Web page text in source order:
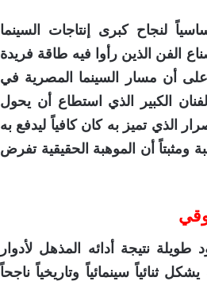
لنجاح كبرى إنتاجات السينما
الفن الذين رأوا فيه طاقة فريدة
أن مسار السينما المصرية في
الكبير الذي استطاع أن يحول
الذي تميز به كان كافياً ليدفع به
ومثبتاً أن الموهبة الحقيقية تفرض
نتيجة أدائه المذهل لأدوار
ثنائياً سينمائياً وتاريخياً ناجحاً